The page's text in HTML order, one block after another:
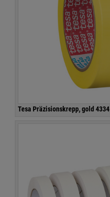
Tesa Präzisionskrepp, gold 4334